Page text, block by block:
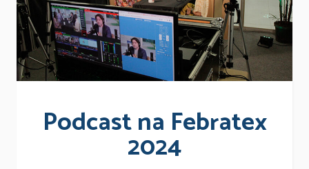
Podcast na Febratex
2024